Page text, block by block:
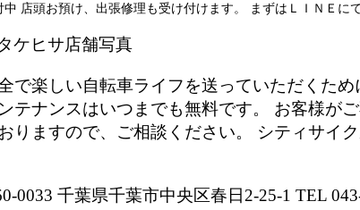
中 店頭お預け、出張修理も受け付けます。 まずはＬＩＮＥに
で楽しい自転車ライフを送っていただくた
テナンスはいつまでも無料です。 お客様が
りますので、ご相談ください。 シティサイ
0033 千葉県千葉市中央区春日2-25-1 TEL